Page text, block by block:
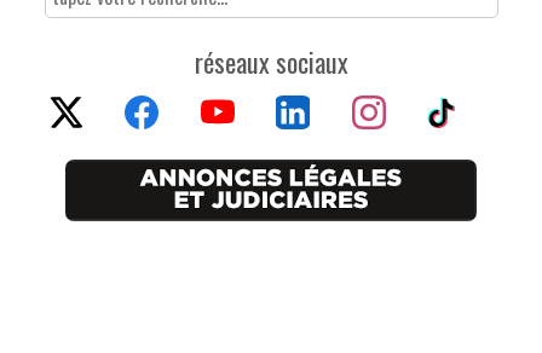
réseaux sociaux